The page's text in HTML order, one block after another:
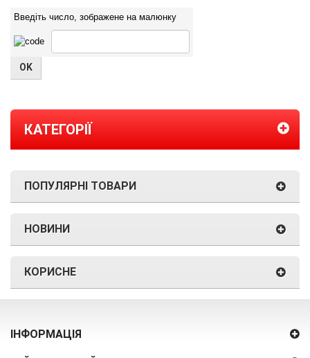
Введіть число, зображене на малюнку
КАТЕГОРІЇ
ПОПУЛЯРНІ ТОВАРИ
НОВИНИ
КОРИСНЕ
ІНФОРМАЦІЯ